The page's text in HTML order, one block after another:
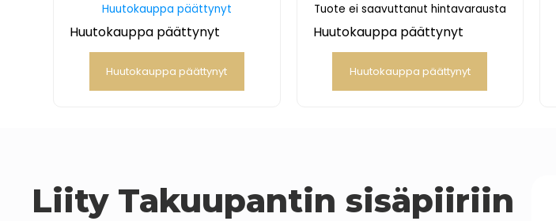
Huutokauppa päättynyt
Huutokauppa päättynyt
Huutokauppa päättynyt
Tuote ei saavuttanut hintavarausta
Huutokauppa päättynyt
Huutokauppa päättynyt
Liity Takuupantin sisäpiiriin